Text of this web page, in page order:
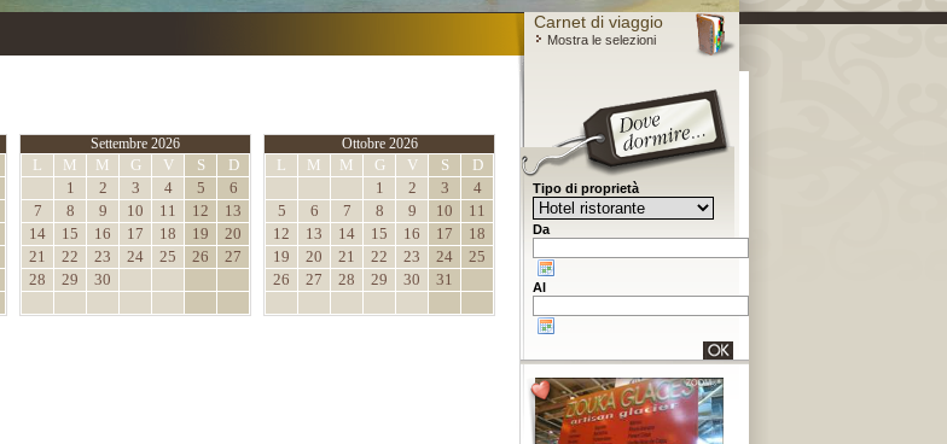
Carnet di viaggio
Mostra le selezioni
Settembre 2026
L M M G V S
D
1
2 3 4 5
6
7
8 9 10 11 12
13
14
15 16 17 18 19
20
21
22 23 24 25 26
27
28
29 30
Ottobre 2026
L M M G V S
D
1
2 3
4
5
6 7 8 9 10
11
12
13 14 15 16 17
18
19
20 21 22 23 24
25
26
27 28 29 30 31
Tipo di proprietà
Da
Al